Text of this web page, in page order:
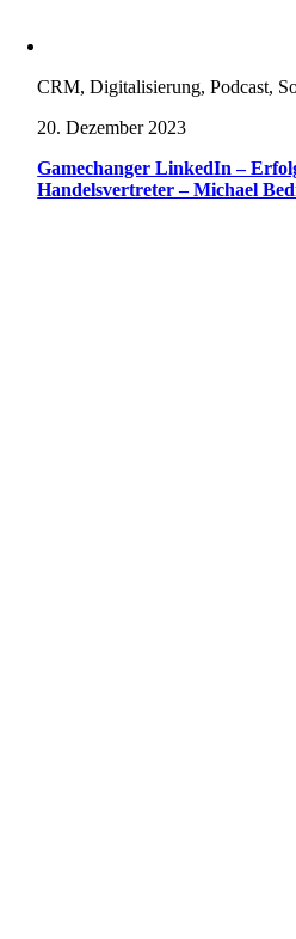
CRM, Digitalisierung, Podcast,
20. Dezember 2023
Gamechanger LinkedIn –
Handelsvertreter – Michael